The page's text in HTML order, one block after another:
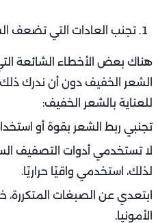
تجنب العادات التي تضعف
هناك بعض الأخطاء الشائعة
الشعر الخفيف دون أن ندرك
للعناية بالشعر الخفيف:
تجنبي ربط الشعر بقوة أو
لا تستخدمي أدوات التصفيف
لذلك، استخدمي واقيًا حراريًا.
ابتعدي عن الصبغات
الأمونيا.